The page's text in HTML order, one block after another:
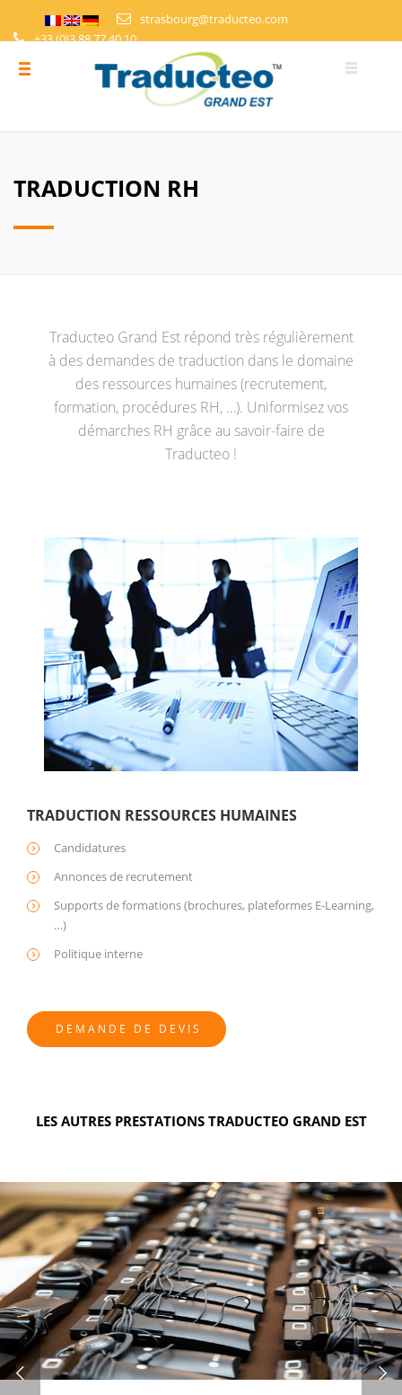
strasbourg@traducteo.com
+33 (0)3 88 77 40 10
DEMANDE DE DEVIS
ESPACE PERSONNEL
TRADUCTION RH
Traducteo Grand Est répond très régulièrement
à des demandes de traduction dans le domaine
des ressources humaines (recrutement,
formation, procédures RH, …). Uniformisez vos
démarches RH grâce au savoir-faire de
Traducteo !
TRADUCTION RESSOURCES HUMAINES
Candidatures
Annonces de recrutement
Supports de formations (brochures, plateformes E-Learning,
…)
Politique interne
DEMANDE DE DEVIS
LES AUTRES PRESTATIONS TRADUCTEO GRAND EST